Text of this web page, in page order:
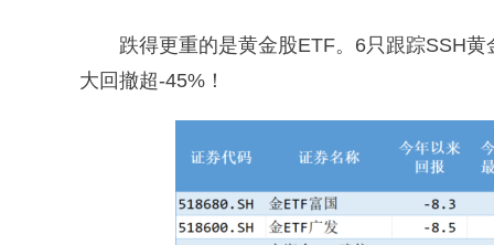
跌得更重的是黄金股ETF。6只跟踪SSH
大回撤超-45%！